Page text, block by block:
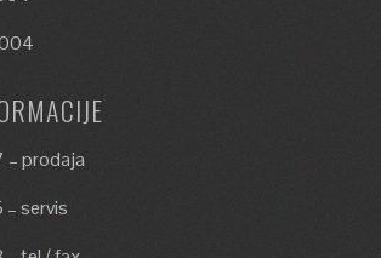
– prodaja
servis